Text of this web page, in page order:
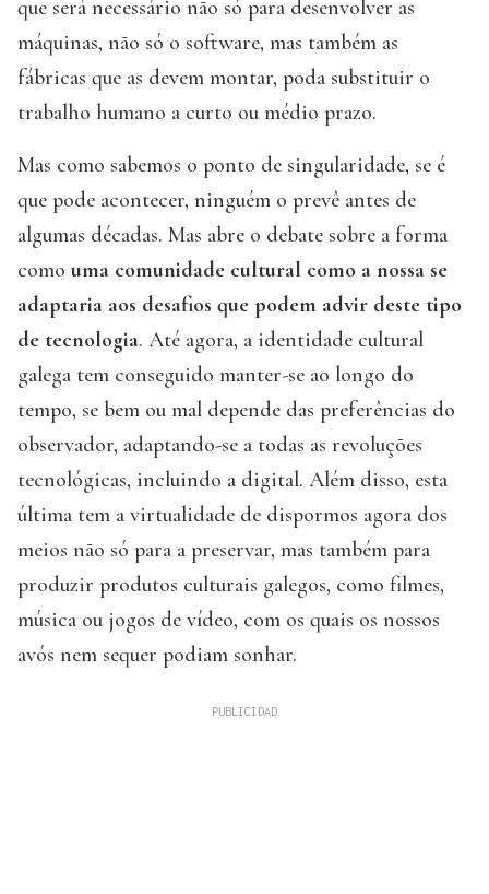
que será necessário não só para desenvolver as
máquinas, não só o software, mas também as
fábricas que as devem montar, poda substituir o
trabalho humano a curto ou médio prazo.
Mas como sabemos o ponto de singularidade, se é
que pode acontecer, ninguém o prevê antes de
algumas décadas. Mas abre o debate sobre a forma
como uma comunidade cultural como a nossa se
adaptaria aos desafios que podem advir deste tipo
de tecnologia. Até agora, a identidade cultural
galega tem conseguido manter-se ao longo do
tempo, se bem ou mal depende das preferências do
observador, adaptando-se a todas as revoluções
tecnológicas, incluindo a digital. Além disso, esta
última tem a virtualidade de dispormos agora dos
meios não só para a preservar, mas também para
produzir produtos culturais galegos, como filmes,
música ou jogos de vídeo, com os quais os nossos
avós nem sequer podiam sonhar.